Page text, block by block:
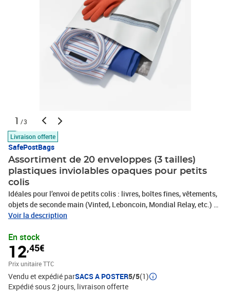
1 /3
Livraison offerte
SafePostBags
Assortiment de 20 enveloppes (3 tailles)
plastiques inviolables opaques pour petits
colis
Idéales pour l’envoi de petits colis : livres, boîtes fines, vêtements,
objets de seconde main (Vinted, Leboncoin, Mondial Relay, etc.) ou
pour vos retours produits.Caractéristiques principales :•
25x35cm + 5 enveloppes 33x41cm. Parfait pour des t-shirts,
lingerie, casquettes, petits objets.• Fermeture sécurisée : bande
auto-adhésive ultra forte à fermeture définitive, inviolable.• Haute
résistance : plastique co-extrudé PE-BD indéchirable, résiste à
toutes les manipulations.• Ultra légère : permet de réduire vos
frais d’affranchissement (passe souvent en lettre suivie plutôt
Voir la description
En stock
12,45€
Prix unitaire TTC
Vendu et expédié parSACS A POSTER5/5(1)
Expédié sous 2 jours livraison offerte